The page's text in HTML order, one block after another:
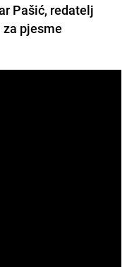
Pašić, redatelj
pjesme